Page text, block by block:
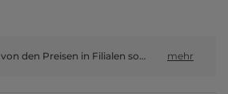
Online-Preise können von den Preisen in Filialen sowie Shop-in-Shop-Flächen abweichen. mehr